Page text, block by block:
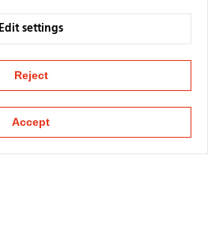
Edit settings
Reject
Accept